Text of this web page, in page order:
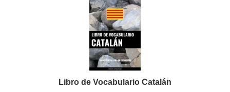
Libro de Vocabulario Catalán